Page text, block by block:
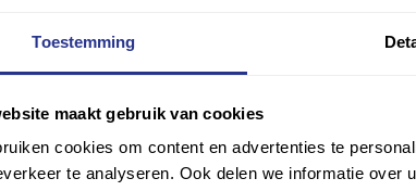
Toestemming
maakt gebruik van cookies
cookies om content en advertenties te
te analyseren. Ook delen we informatie